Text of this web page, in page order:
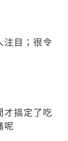
注目；很令
才搞定了吃
呢